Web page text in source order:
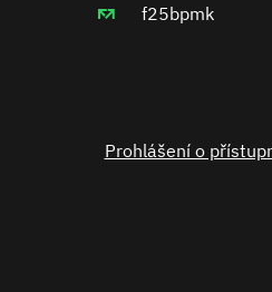
f25bpmk
Prohlášení o